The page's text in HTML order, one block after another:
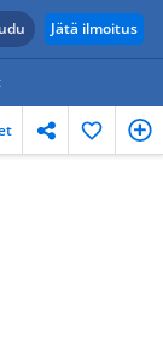
Jätä ilmoitus